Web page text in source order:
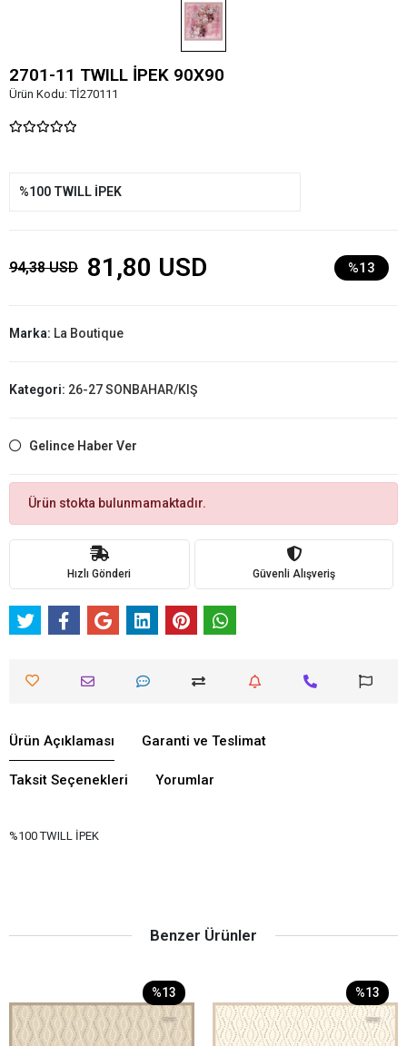
2701-11 TWILL İPEK 90X90
Ürün Kodu:Tİ270111
%100 TWILL İPEK
94,38 USD 81,80 USD %13
Marka: La Boutique
Kategori: 26-27 SONBAHAR/KIŞ
Gelince Haber Ver
Ürün stokta bulunmamaktadır.
Hızlı Gönderi Güvenli Alışveriş
Ürün Açıklaması Garanti ve Teslimat
Taksit Seçenekleri Yorumlar
%100 TWILL İPEK
Benzer Ürünler
%13 %13